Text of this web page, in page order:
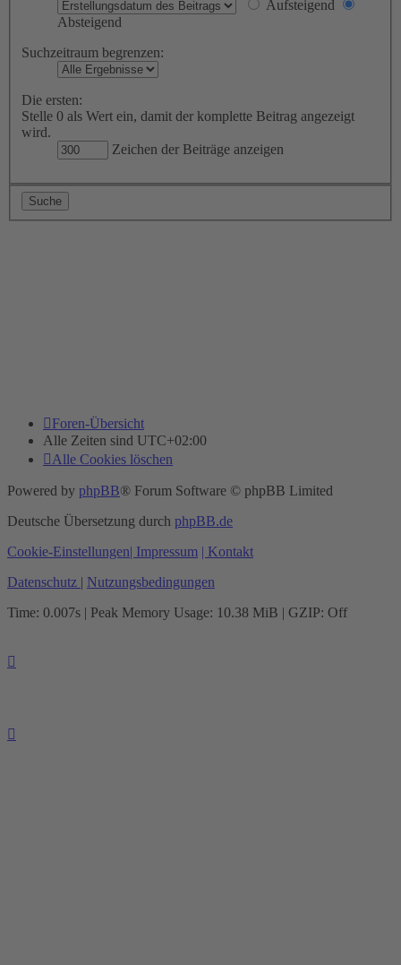
Aufsteigend
Absteigend
Suchzeitraum begrenzen:
Die ersten:
Stelle 0 als Wert ein, damit der komplette Beitrag angezeigt
wird.
Zeichen der Beiträge anzeigen
Foren-Übersicht
Alle Zeiten sind UTC+02:00
Alle Cookies löschen
Powered by phpBB® Forum Software © phpBB Limited
Deutsche Übersetzung durch phpBB.de
Cookie-Einstellungen| Impressum | Kontakt
Datenschutz | Nutzungsbedingungen
Time: 0.007s | Peak Memory Usage: 10.38 MiB | GZIP: Off